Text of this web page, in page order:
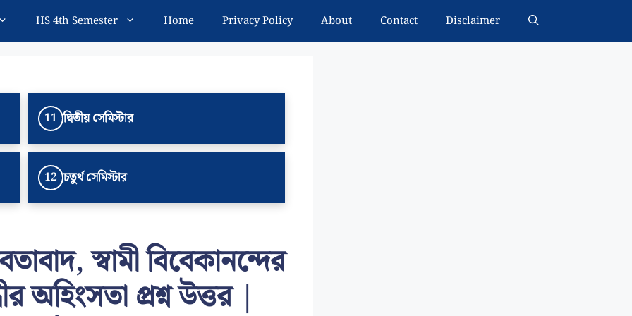
HS 4th Semester Home Privacy Policy About Contact Disclaimer
11 দ্বিতীয় সেমিস্টার
12 চতুর্থ সেমিস্টার
স্বামী বিবেকানন্দের
অহিংসতা প্রশ্ন উত্তর |